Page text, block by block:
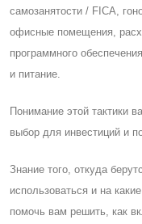
самозанятости / FICA,
офисные помещения,
программного
и питание.
Понимание этой тактики
выбор для инвестиций и
Знание того, откуда
использоваться и на
помочь вам решить, как